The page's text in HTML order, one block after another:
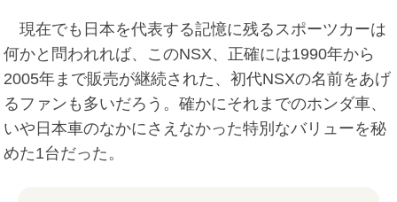
現在でも日本を代表する記憶に残るスポーツカーは
何かと問われれば、このNSX、正確には1990年から
2005年まで販売が継続された、初代NSXの名前をあげ
るファンも多いだろう。確かにそれまでのホンダ車、
いや日本車のなかにさえなかった特別なバリューを秘
めた1台だった。